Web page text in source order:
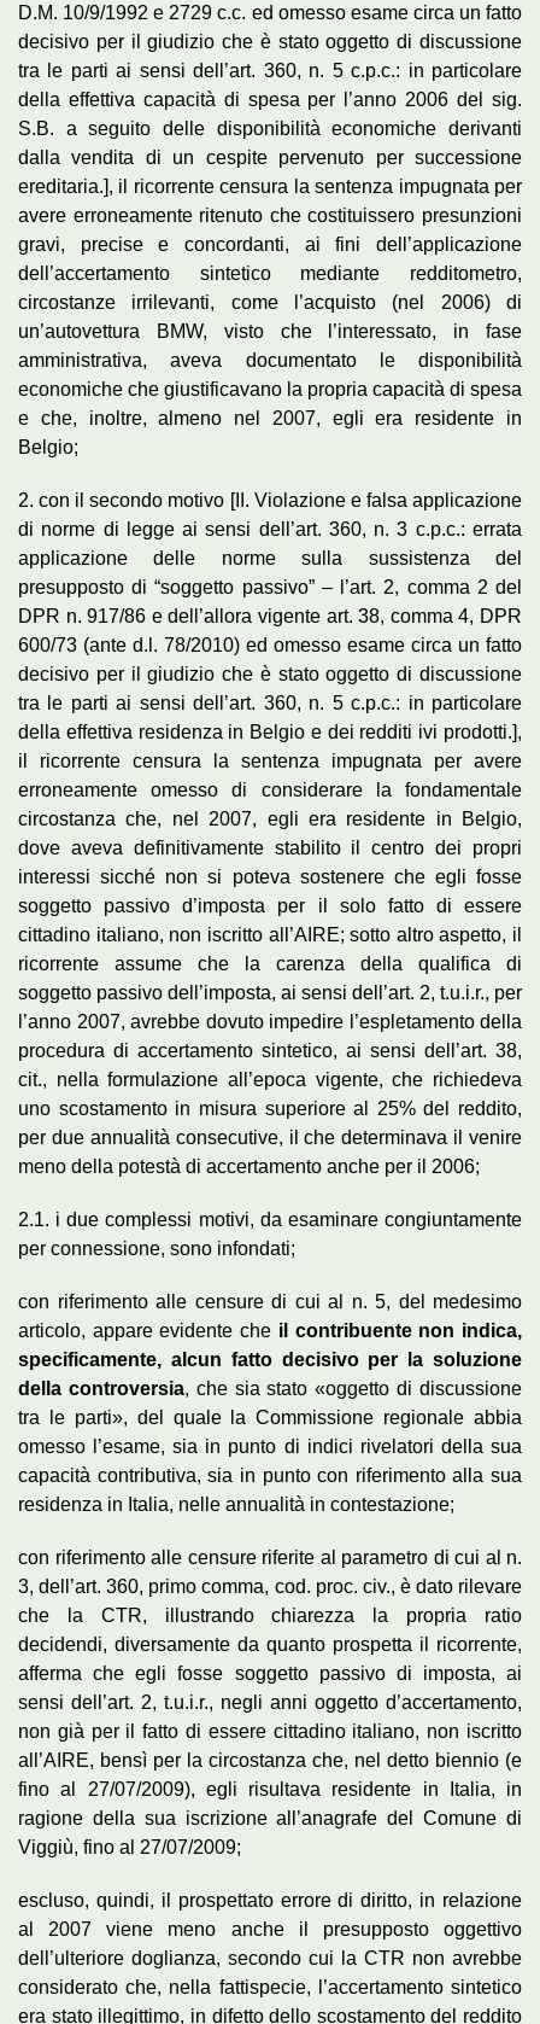
D.M. 10/9/1992 e 2729 c.c. ed omesso esame circa un fatto
decisivo per il giudizio che è stato oggetto di discussione
tra le parti ai sensi dell’art. 360, n. 5 c.p.c.: in particolare
della effettiva capacità di spesa per l’anno 2006 del sig.
S.B. a seguito delle disponibilità economiche derivanti
dalla vendita di un cespite pervenuto per successione
ereditaria.], il ricorrente censura la sentenza impugnata per
avere erroneamente ritenuto che costituissero presunzioni
gravi, precise e concordanti, ai fini dell’applicazione
dell’accertamento sintetico mediante redditometro,
circostanze irrilevanti, come l’acquisto (nel 2006) di
un’autovettura BMW, visto che l’interessato, in fase
amministrativa, aveva documentato le disponibilità
economiche che giustificavano la propria capacità di spesa
e che, inoltre, almeno nel 2007, egli era residente in
Belgio;
2. con il secondo motivo [II. Violazione e falsa applicazione
di norme di legge ai sensi dell’art. 360, n. 3 c.p.c.: errata
applicazione delle norme sulla sussistenza del
presupposto di “soggetto passivo” – l’art. 2, comma 2 del
DPR n. 917/86 e dell’allora vigente art. 38, comma 4, DPR
600/73 (ante d.l. 78/2010) ed omesso esame circa un fatto
decisivo per il giudizio che è stato oggetto di discussione
tra le parti ai sensi dell’art. 360, n. 5 c.p.c.: in particolare
della effettiva residenza in Belgio e dei redditi ivi prodotti.],
il ricorrente censura la sentenza impugnata per avere
erroneamente omesso di considerare la fondamentale
circostanza che, nel 2007, egli era residente in Belgio,
dove aveva definitivamente stabilito il centro dei propri
interessi sicché non si poteva sostenere che egli fosse
soggetto passivo d’imposta per il solo fatto di essere
cittadino italiano, non iscritto all’AIRE; sotto altro aspetto, il
ricorrente assume che la carenza della qualifica di
soggetto passivo dell’imposta, ai sensi dell’art. 2, t.u.i.r., per
l’anno 2007, avrebbe dovuto impedire l’espletamento della
procedura di accertamento sintetico, ai sensi dell’art. 38,
cit., nella formulazione all’epoca vigente, che richiedeva
uno scostamento in misura superiore al 25% del reddito,
per due annualità consecutive, il che determinava il venire
meno della potestà di accertamento anche per il 2006;
2.1. i due complessi motivi, da esaminare congiuntamente
per connessione, sono infondati;
con riferimento alle censure di cui al n. 5, del medesimo
articolo, appare evidente che il contribuente non indica,
specificamente, alcun fatto decisivo per la soluzione
della controversia, che sia stato «oggetto di discussione
tra le parti», del quale la Commissione regionale abbia
omesso l’esame, sia in punto di indici rivelatori della sua
capacità contributiva, sia in punto con riferimento alla sua
residenza in Italia, nelle annualità in contestazione;
con riferimento alle censure riferite al parametro di cui al n.
3, dell’art. 360, primo comma, cod. proc. civ., è dato rilevare
che la CTR, illustrando chiarezza la propria ratio
decidendi, diversamente da quanto prospetta il ricorrente,
afferma che egli fosse soggetto passivo di imposta, ai
sensi dell’art. 2, t.u.i.r., negli anni oggetto d’accertamento,
non già per il fatto di essere cittadino italiano, non iscritto
all’AIRE, bensì per la circostanza che, nel detto biennio (e
fino al 27/07/2009), egli risultava residente in Italia, in
ragione della sua iscrizione all’anagrafe del Comune di
Viggiù, fino al 27/07/2009;
escluso, quindi, il prospettato errore di diritto, in relazione
al 2007 viene meno anche il presupposto oggettivo
dell’ulteriore doglianza, secondo cui la CTR non avrebbe
considerato che, nella fattispecie, l’accertamento sintetico
era stato illegittimo, in difetto dello scostamento del reddito